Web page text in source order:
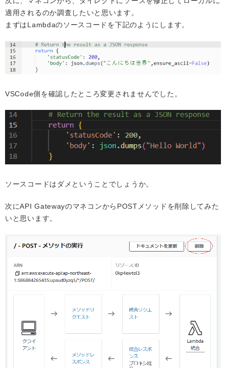
適用されるのか調査したいと思います。
まずはLambdaのソースコードを下記のようにします。
VSCode側を確認したところ変更されませんでした。
ソースコードはダメということでしょうか。
次にAPI GatewayのマネコンからPOSTメソッドを削除してみた
いと思います。